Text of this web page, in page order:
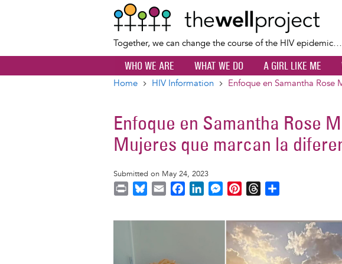
Together, we can change the course of the HIV epidemic…
WHO WE ARE WHAT WE DO A GIRL LIKE ME
Home HIV Information Enfoque en Samantha Rose
Enfoque en Samantha Rose
Mujeres que marcan la
Submitted on May 24, 2023
M
s
t
e
r
e
a
d